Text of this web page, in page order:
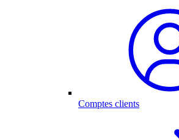
Comptes clients